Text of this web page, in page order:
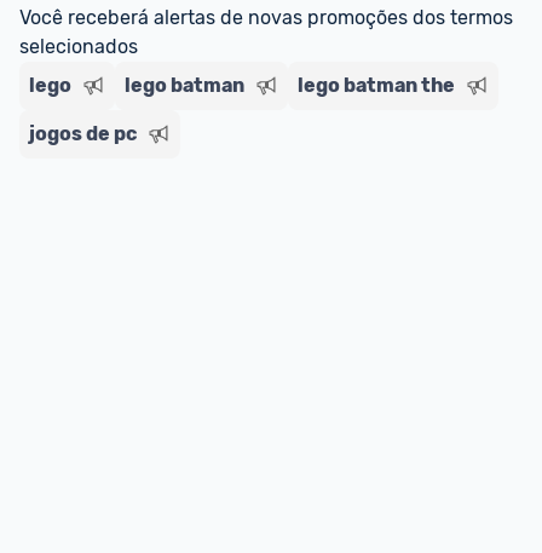
Você receberá alertas de novas promoções dos termos
selecionados
lego
lego batman lego batman the
jogos de pc